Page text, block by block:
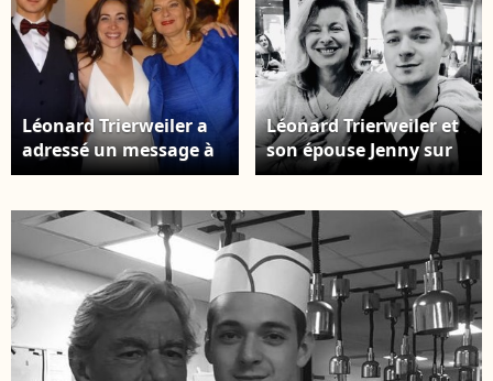
Léonard Trierweiler a
adressé un message à
sa maman Valérie
réseaux sociaux le 10
mai 2020, à l'occasion
de la fête des Mères. Il
l'a illustré avec une
photo de son mariage,
qui remonte à
décembre 2019.
Léonard Trierweiler et
son épouse Jenny sur
Instagram. Le fils de
dame s'est marié à sa
compagne de longue
date le samedi 30
novembre 2019, à New
York.